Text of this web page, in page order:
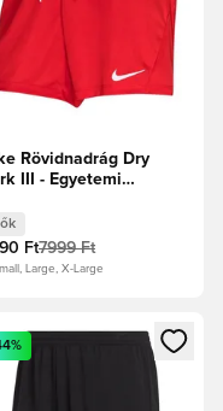
Rövidnadrág Dry
III - Egyetemi
Ft7999 Ft
Large, X-Large
vagy a tagként
egy modált a